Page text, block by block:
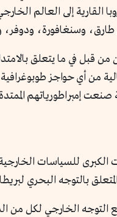
إلى العالم
وسنغافورة، ودوفر،
قبل في ما يتعلق
من أي حواجز
إمبراطورياتهم
للسياسات
بالتوجه البحري
الخارجي لكل من